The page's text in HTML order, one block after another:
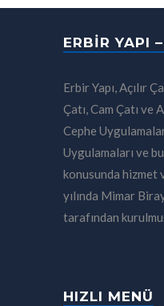
ERBIR YAPI
Erbir Yapı, Açılır
Çatı, Cam Çatı ve
Cephe
Uygulamaları ve
konusunda hizmet
yılında Mimar
tarafından
HIZLI MENÜ